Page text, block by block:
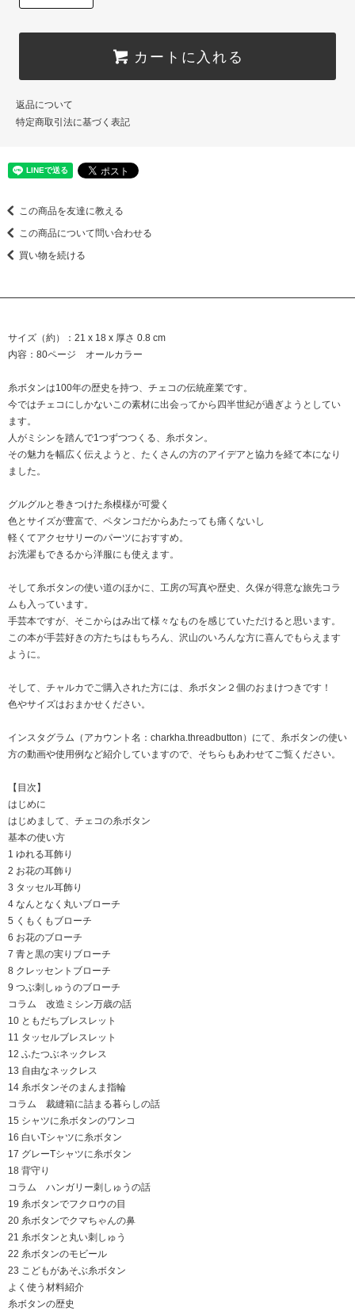
カートに入れる
返品について
特定商取引法に基づく表記
この商品を友達に教える
この商品について問い合わせる
買い物を続ける
サイズ（約）：21 x 18 x 厚さ 0.8 cm
内容：80ページ オールカラー
糸ボタンは100年の歴史を持つ、チェコの伝統産業です。
今ではチェコにしかないこの素材に出会ってから四半世紀が過ぎようとしてい
ます。
人がミシンを踏んで1つずつつくる、糸ボタン。
その魅力を幅広く伝えようと、たくさんの方のアイデアと協力を経て本になり
ました。
グルグルと巻きつけた糸模様が可愛く
色とサイズが豊富で、ペタンコだからあたっても痛くないし
軽くてアクセサリーのパーツにおすすめ。
お洗濯もできるから洋服にも使えます。
そして糸ボタンの使い道のほかに、工房の写真や歴史、久保が得意な旅先コラ
ムも入っています。
手芸本ですが、そこからはみ出て様々なものを感じていただけると思います。
この本が手芸好きの方たちはもちろん、沢山のいろんな方に喜んでもらえます
ように。
そして、チャルカでご購入された方には、糸ボタン２個のおまけつきです！
色やサイズはおまかせください。
インスタグラム（アカウント名：charkha.threadbutton）にて、糸ボタンの使い
方の動画や使用例など紹介していますので、そちらもあわせてご覧ください。
【目次】
はじめに
はじめまして、チェコの糸ボタン
基本の使い方
1 ゆれる耳飾り
2 お花の耳飾り
3 タッセル耳飾り
4 なんとなく丸いブローチ
5 くもくもブローチ
6 お花のブローチ
7 青と黒の実りブローチ
8 クレッセントブローチ
9 つぶ刺しゅうのブローチ
コラム 改造ミシン万歳の話
10 ともだちブレスレット
11 タッセルブレスレット
12 ふたつぶネックレス
13 自由なネックレス
14 糸ボタンそのまんま指輪
コラム 裁縫箱に詰まる暮らしの話
15 シャツに糸ボタンのワンコ
16 白いTシャツに糸ボタン
17 グレーTシャツに糸ボタン
18 背守り
コラム ハンガリー刺しゅうの話
19 糸ボタンでフクロウの目
20 糸ボタンでクマちゃんの鼻
21 糸ボタンと丸い刺しゅう
22 糸ボタンのモビール
23 こどもがあそぶ糸ボタン
よく使う材料紹介
糸ボタンの歴史